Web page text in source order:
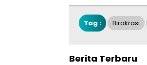
Tag : Birokrasi
Berita Terbaru